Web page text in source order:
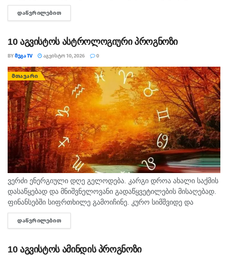
ცოცხალი იპოვეს. არსებული ინფორმაციით, მამაკაცი
მდინარეში დედისა და ორი ბავშვის გადასარჩენად შევიდა.
ᲓᲐᲬᲕᲠᲘᲚᲔᲑᲘᲗ
10 აგვისტოს ასტროლოგიური პროგნოზი
BYᲛᲔᲒᲐ TV ᲐᲒᲕᲘᲡᲢᲝ 10, 2026 0
ᲛᲗᲐᲕᲐᲠᲘ
ვერძი ენერგიული დღე გელოდება. კარგი დროა ახალი საქმის
დასაწყებად და მნიშვნელოვანი გადაწყვეტილების მისაღებად.
ფინანსებში სიფრთხილე გამოიჩინე. კურო სიმშვიდე და
მოთმინება დღეს შენს სასარგებლოდ იმუშავებს.
ურთიერთობებში გულწრფელი საუბარი ბევრ გაუგებრობას
ᲓᲐᲬᲕᲠᲘᲚᲔᲑᲘᲗ
10 აგვისტოს ამინდის პროგნოზი